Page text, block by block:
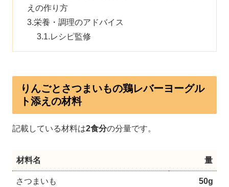
えの作り方
栄養・調理のアドバイス
レシピ監修
りんごとさつまいもの鶏レバーヨーグル
ト添えの材料
記載している材料は2食分の分量です。
材料名 量
さつまいも 50g